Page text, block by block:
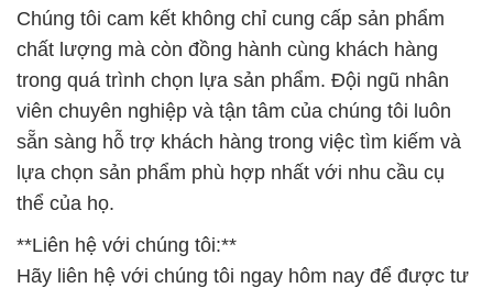
Chúng tôi cam kết không chỉ cung cấp sản phẩm
chất lượng mà còn đồng hành cùng khách hàng
trong quá trình chọn lựa sản phẩm. Đội ngũ nhân
viên chuyên nghiệp và tận tâm của chúng tôi luôn
sẵn sàng hỗ trợ khách hàng trong việc tìm kiếm và
lựa chọn sản phẩm phù hợp nhất với nhu cầu cụ
thể của họ.
**Liên hệ với chúng tôi:**
Hãy liên hệ với chúng tôi ngay hôm nay để được tư